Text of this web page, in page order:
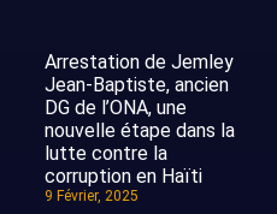
Arrestation de Jemley
Jean-Baptiste, ancien
DG de l’ONA, une
nouvelle étape dans la
lutte contre la
corruption en Haïti
9 Février, 2025